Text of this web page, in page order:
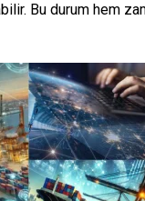
Bu durum hem